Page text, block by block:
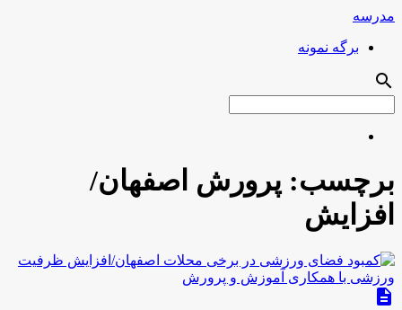
مدرسه
برگه نمونه
search
برچسب: پرورش اصفهان/
افزایش
description